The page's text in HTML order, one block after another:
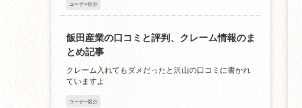
ユーザー区分
飯田産業の口コミと評判、クレーム情報のま
とめ記事
クレーム入れてもダメだったと沢山の口コミに書かれ
ていますよ
ユーザー区分